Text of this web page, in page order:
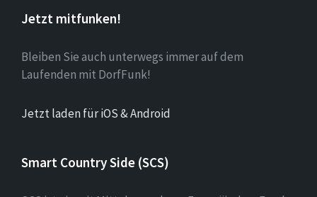
Jetzt mitfunken!
Bleiben Sie auch unterwegs immer auf dem
Laufenden mit DorfFunk!
Jetzt laden für iOS & Android
Smart Country Side (SCS)